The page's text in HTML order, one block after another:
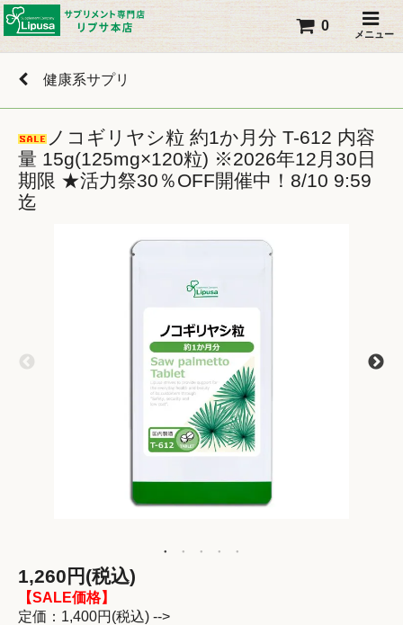
メニュー
0
健康系サプリ
ノコギリヤシ粒 約1か月分 T-612 内容
量 15g(125mg×120粒) ※2026年12月30日
期限 ★活力祭30％OFF開催中！8/10 9:59
迄
1,260円(税込)
【SALE価格】
定価：1,400円(税込) -->